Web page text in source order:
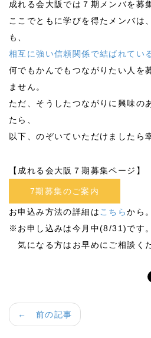
成れる会大阪では７期メンバを募
ここでともに学びを得たメンバは
も、
相互に強い信頼関係で結ばれてい
何でもかんでもつながりたい人を
ません。
ただ、そうしたつながりに興味の
たら、
以下、のぞいていただけましたら
【成れる会大阪７期募集ページ】
7期募集のご案内
お申込み方法の詳細はこちらから。
※お申し込みは今月中(8/31)です。
気になる方はお早めにご相談く
← 前の記事